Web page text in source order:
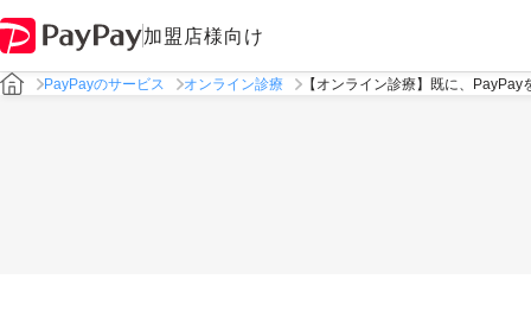
加盟店様向け
PayPayのサービス オンライン診療 【オンライン診療】既に、